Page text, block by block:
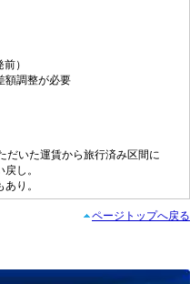
）
額調整が必要
だいた運賃から旅行済み区間に
し。
り。
ページトップへ戻る